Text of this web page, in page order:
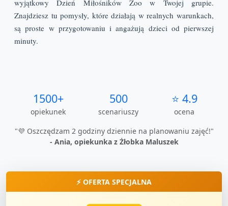
wyjątkowy Dzień Miłośników Zoo w Twojej grupie.
Znajdziesz tu pomysły, które działają w realnych warunkach,
są proste w przygotowaniu i angażują dzieci od pierwszej
minuty.
1500+
opiekunek
500
scenariuszy
⭐ 4.9
ocena
"💜 Oszczędzam 2 godziny dziennie na planowaniu zajęć!"
- Ania, opiekunka z Żłobka Maluszek
⚡ OFERTA SPECJALNA